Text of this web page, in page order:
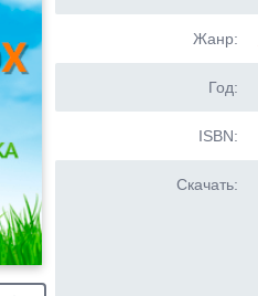
Жанр:
Год:
ISBN:
Скачать: